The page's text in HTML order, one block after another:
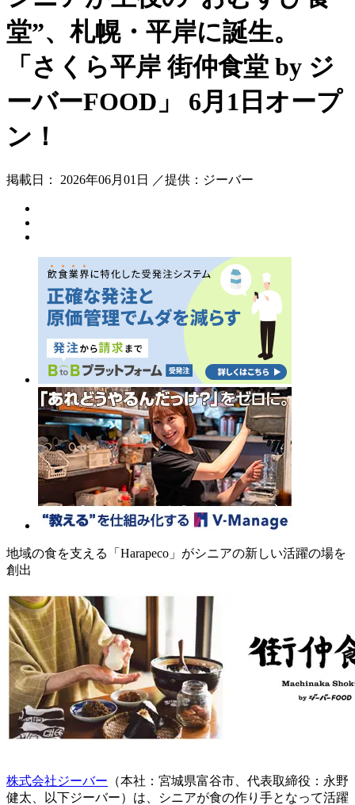
堂”、札幌・平岸に誕生。
「さくら平岸 街仲食堂 by ジ
ーバーFOOD」 6月1日オープ
ン！
掲載日： 2026年06月01日 ／提供：ジーバー
地域の食を支える「Harapeco」がシニアの新しい活躍の場を
創出
株式会社ジーバー （本社：宮城県富谷市、代表取締役：永野
健太、以下ジーバー）は、シニアが食の作り手となって活躍